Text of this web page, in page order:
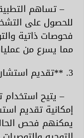
– تساهم
للحصول على
فحوصات ذاتية
مما يسرع من
3. **تقديم استشارات طبية عن بُعد:**
– يتيح استخدام
إمكانية تقديم
يمكنهم فحص